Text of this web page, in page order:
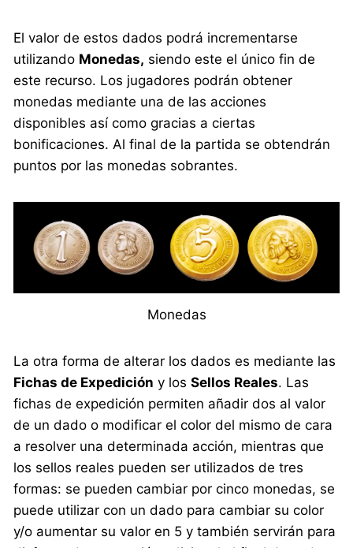
El valor de estos dados podrá incrementarse
utilizando Monedas, siendo este el único fin de
este recurso. Los jugadores podrán obtener
monedas mediante una de las acciones
disponibles así como gracias a ciertas
bonificaciones. Al final de la partida se obtendrán
puntos por las monedas sobrantes.
Monedas
La otra forma de alterar los dados es mediante las
Fichas de Expedición y losSellos Reales. Las
fichas de expedición permiten añadir dos al valor
de un dado o modificar el color del mismo de cara
a resolver una determinada acción, mientras que
los sellos reales pueden ser utilizados de tres
formas: se pueden cambiar por cinco monedas, se
puede utilizar con un dado para cambiar su color
y/o aumentar su valor en 5 y también servirán para